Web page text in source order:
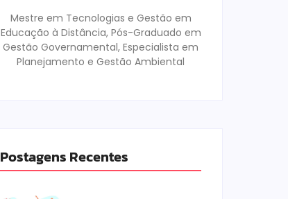
Mestre em Tecnologias e Gestão em
Educação à Distância, Pós-Graduado em
Gestão Governamental, Especialista em
Planejamento e Gestão Ambiental
Postagens Recentes